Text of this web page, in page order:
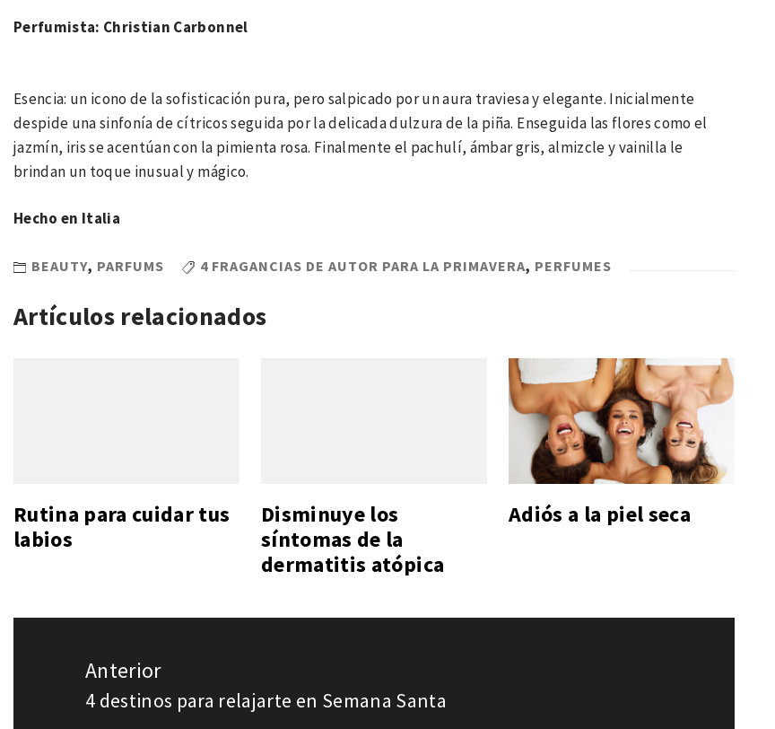
Perfumista: Christian Carbonnel
Esencia: un icono de la sofisticación pura, pero salpicado por un aura traviesa y elegante. Inicialmente
despide una sinfonía de cítricos seguida por la delicada dulzura de la piña. Enseguida las flores como el
jazmín, iris se acentúan con la pimienta rosa. Finalmente el pachulí, ámbar gris, almizcle y vainilla le
brindan un toque inusual y mágico.
Hecho en Italia
BEAUTY, PARFUMS 4 FRAGANCIAS DE AUTOR PARA LA PRIMAVERA, PERFUMES
Artículos relacionados
Rutina para cuidar tus
labios
Disminuye los
síntomas de la
dermatitis atópica
Adiós a la piel seca
entradas
Anterior
Entrada
4 destinos para relajarte en Semana Santa